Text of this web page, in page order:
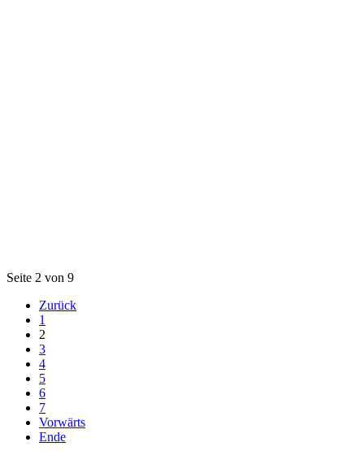
Seite 2 von 9
Zurück
1
2
3
4
5
6
7
Vorwärts
Ende